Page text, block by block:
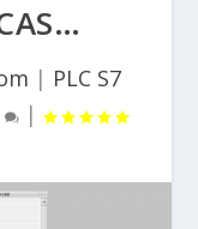
| PLC S7
|